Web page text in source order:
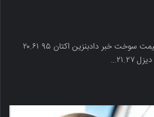
وزارت اقتصاد و نیرو از کاهش قیمت سوخت خبر دادبنزین اکتان ۹۵ ۲۰.۶۱